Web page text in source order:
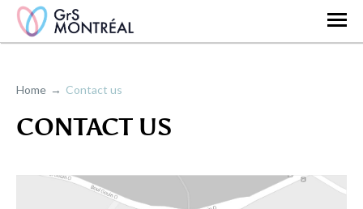
Home Contact us
CONTACT US